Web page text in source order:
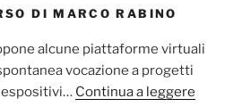
DI MARCO RABINO
alcune piattaforme virtuali
vocazione a progetti
Continua a leggere